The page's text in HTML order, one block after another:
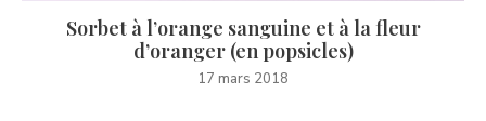
Sorbet à l’orange sanguine et à la fleur
d’oranger (en popsicles)
17 mars 2018